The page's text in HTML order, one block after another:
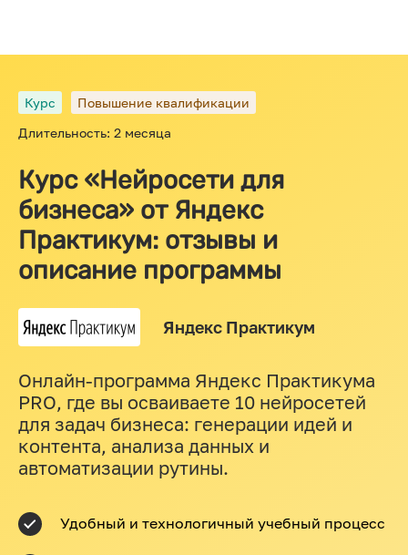
Курс
Повышение квалификации
Длительность: 2 месяца
Курс «Нейросети для
бизнеса» от Яндекс
Практикум: отзывы и
описание программы
Яндекс Практикум
Онлайн-программа Яндекс Практикума
PRO, где вы осваиваете 10 нейросетей
для задач бизнеса: генерации идей и
контента, анализа данных и
автоматизации рутины.
Удобный и технологичный учебный процесс